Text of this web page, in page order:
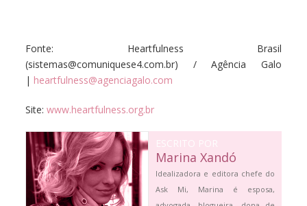
Fonte: Heartfulness Brasil
(sistemas@comuniquese4.com.br) / Agência Galo
| heartfulness@agenciagalo.com
Site: www.heartfulness.org.br
ESCRITO POR
Marina Xandó
Idealizadora e editora chefe do
Ask Mi, Marina é esposa,